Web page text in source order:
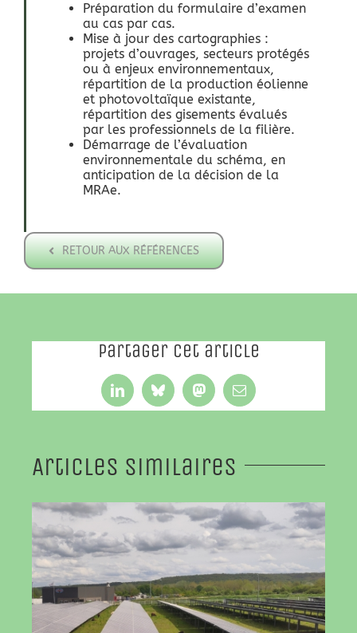
Préparation du formulaire d’examen
au cas par cas.
Mise à jour des cartographies :
projets d’ouvrages, secteurs protégés
ou à enjeux environnementaux,
répartition de la production éolienne
et photovoltaïque existante,
répartition des gisements évalués
par les professionnels de la filière.
Démarrage de l’évaluation
environnementale du schéma, en
anticipation de la décision de la
MRAe.
RETOUR AUX RÉFÉRENCES
Partager cet article
LinkedInBlueskyMastodon
Email
Articles similaires